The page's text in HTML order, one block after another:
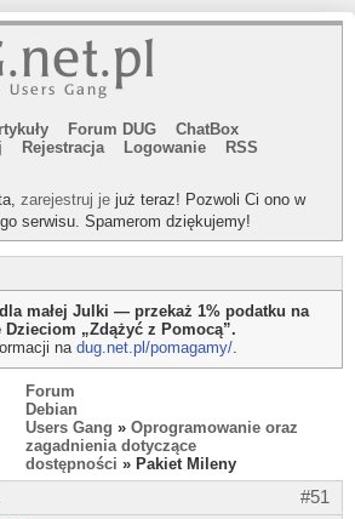
Forum DUG
ChatBox
Rejestracja Logowanie
RSS
zarejestruj je już teraz! Pozwoli Ci ono w
serwisu. Spamerom dziękujemy!
małej Julki — przekaż 1% podatku na
Dzieciom „Zdążyć z Pomocą”.
na dug.net.pl/pomagamy/.
Forum
Debian
Users Gang » Oprogramowanie oraz
zagadnienia dotyczące
dostępności » Pakiet Mileny
#51